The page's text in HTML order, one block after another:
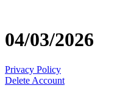
περιεχόμενο
04/03/2026
Privacy Policy
Delete Account